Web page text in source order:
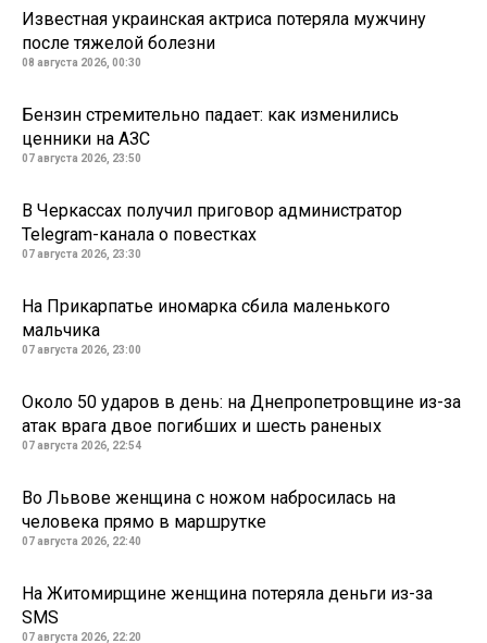
Известная украинская актриса потеряла мужчину
после тяжелой болезни
08 августа 2026, 00:30
Бензин стремительно падает: как изменились
ценники на АЗС
07 августа 2026, 23:50
В Черкассах получил приговор администратор
Telegram-канала о повестках
07 августа 2026, 23:30
На Прикарпатье иномарка сбила маленького
мальчика
07 августа 2026, 23:00
Около 50 ударов в день: на Днепропетровщине из-за
атак врага двое погибших и шесть раненых
07 августа 2026, 22:54
Во Львове женщина с ножом набросилась на
человека прямо в маршрутке
07 августа 2026, 22:40
На Житомирщине женщина потеряла деньги из-за
SMS
07 августа 2026, 22:20